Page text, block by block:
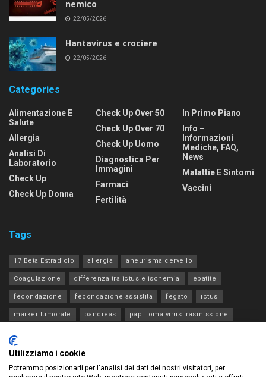
nemico
22/05/2026
Hantavirus e crociere
22/05/2026
Categories
Alimentazione E
Salute
Allergia
Analisi Di
Laboratorio
Check Up
Check Up Donna
Check Up Over 50
Check Up Over 70
Check Up Uomo
Diagnostica Per
Immagini
Farmaci
Fertilità
In Primo Piano
Info –
Informazioni
Mediche, FAQ,
News
Malattie E Sintomi
Vaccini
Tags
17 Beta Estradiolo allergia aneurisma cervello
Coagulazione differenza tra ictus e ischemia epatite
fecondazione fecondazione assistita fegato ictus
marker tumorale pancreas papilloma virus trasmissione
transaminasi
Utilizziamo i cookie
Potremmo posizionarli per l'analisi dei dati dei nostri visitatori, per